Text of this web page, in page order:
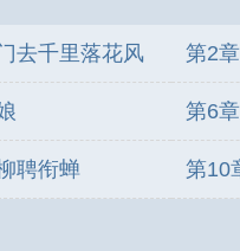
去千里落花风 第2
第6
聘衔蝉 第10